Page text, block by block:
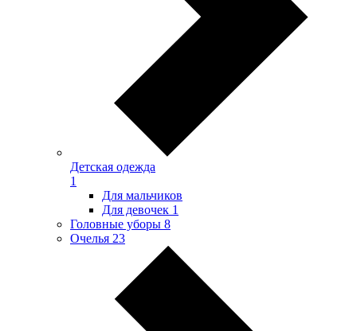
Детская одежда
1
Для мальчиков
Для девочек 1
Головные уборы 8
Очелья 23